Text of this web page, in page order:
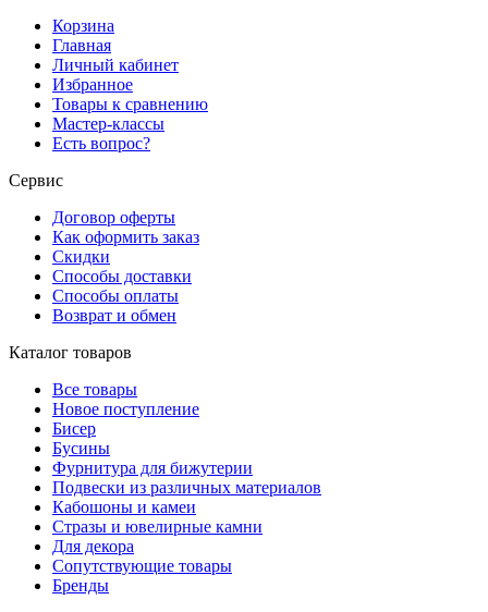
Корзина
Главная
Личный кабинет
Избранное
Товары к сравнению
Мастер-классы
Есть вопрос?
Сервис
Договор оферты
Как оформить заказ
Скидки
Способы доставки
Способы оплаты
Возврат и обмен
Каталог товаров
Все товары
Новое поступление
Бисер
Бусины
Фурнитура для бижутерии
Подвески из различных материалов
Кабошоны и камеи
Стразы и ювелирные камни
Для декора
Сопутствующие товары
Бренды